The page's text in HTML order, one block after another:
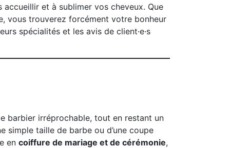
et à sublimer vos cheveux. Que
vous trouverez forcément votre bonheur
spécialités et les avis de client·e·s
barbier irréprochable, tout en restant un
simple taille de barbe ou d’une coupe
en coiffure de mariage et de cérémonie,